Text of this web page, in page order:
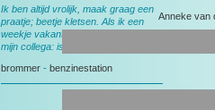
Anneke van
Ik ben altijd vrolijk, maak graag een
praatje; beetje kletsen. Als ik een
weekje vakantie heb vragen ze aan
mijn collega: is die mevrouw er niet?
brommer - benzinestation